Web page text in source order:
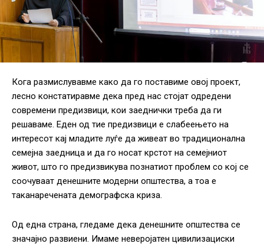
Кога размислувавме како да го поставиме овој проект,
лесно констатиравме дека пред нас стојат одредени
современи предизвици, кои заеднички треба да ги
решаваме. Еден од тие предизвици е слабеењето на
интересот кај младите луѓе да живеат во традиционална
семејна заедница и да го носат крстот на семејниот
живот, што го предизвикува познатиот проблем со кој се
соочуваат денешните модерни општества, а тоа е
таканаречената демографска криза.
Од една страна, гледаме дека денешните општества се
значајно развиени. Имаме неверојатен цивилизациски